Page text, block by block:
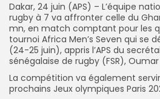
Dakar, 24 juin (APS) – L’équipe
rugby à 7 va affronter celle du
mn, en match comptant pour les
tournoi Africa Men’s Seven qui se
(24-25 juin), appris l’APS du
sénégalaise de rugby (FSR),
La compétition va également
prochains Jeux olympiques Paris